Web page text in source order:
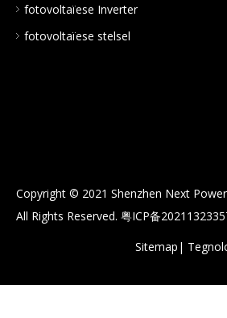
fotovoltaïese Inverter
fotovoltaïese stelsel
Copyright © 2021 Shenzhen Next
All Rights Reserved. 粤ICP备
Sitemap |